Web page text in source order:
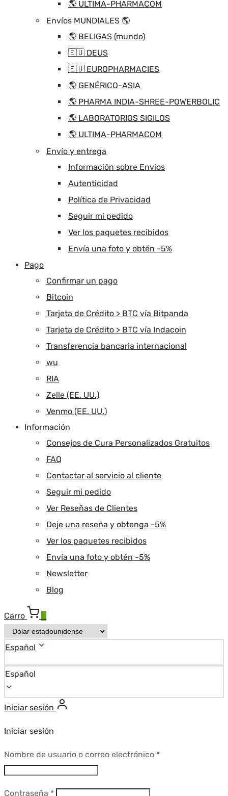
🌎 ULTIMA-PHARMACOM
Envíos MUNDIALES 🌎
🌎 BELIGAS (mundo)
🇪🇺 DEUS
🇪🇺 EUROPHARMACIES
🌎 GENÉRICO-ASIA
🌎 PHARMA INDIA-SHREE-POWERBOLIC
🌎 LABORATORIOS SIGILOS
🌎 ULTIMA-PHARMACOM
Envío y entrega
Información sobre Envíos
Autenticidad
Política de Privacidad
Seguir mi pedido
Ver los paquetes recibidos
Envía una foto y obtén -5%
Pago
Confirmar un pago
Bitcoin
Tarjeta de Crédito > BTC vía Bitpanda
Tarjeta de Crédito > BTC vía Indacoin
Transferencia bancaria internacional
wu
RIA
Zelle (EE. UU.)
Venmo (EE. UU.)
Información
Consejos de Cura Personalizados Gratuitos
FAQ
Contactar al servicio al cliente
Seguir mi pedido
Ver Reseñas de Clientes
Deje una reseña y obtenga -5%
Ver los paquetes recibidos
Envía una foto y obtén -5%
Newsletter
Blog
Carro
Español
Español
Iniciar sesión
Iniciar sesión
Nombre de usuario o correo electrónico *Requerido
Contraseña *Requerido